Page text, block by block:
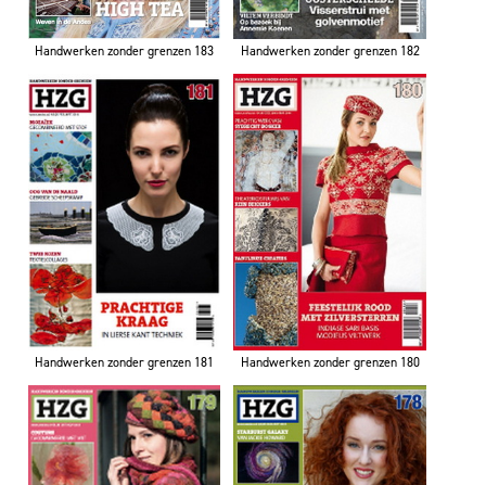
Handwerken zonder grenzen 183 Handwerken zonder grenzen 182
Handwerken zonder grenzen 181 Handwerken zonder grenzen 180